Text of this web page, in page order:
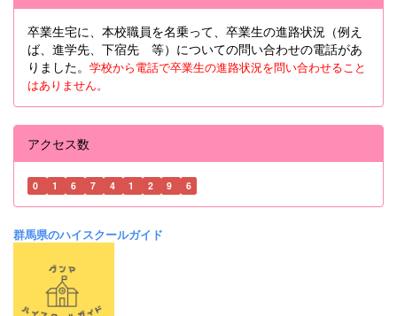
卒業生宅に、本校職員を名乗って、卒業生の進路状況（例え
ば、進学先、下宿先 等）についての問い合わせの電話があ
りました。 学校から電話で卒業生の進路状況を問い合わせること
はありません。
アクセス数
0 1 6 7 4 1 2 9 6
群馬県のハイスクールガイド